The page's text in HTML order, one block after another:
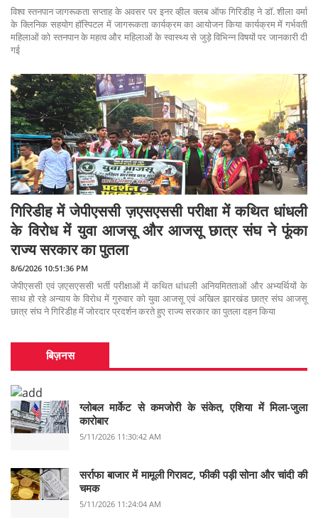
विश्व स्तनपान जागरूकता सप्ताह के अवसर पर इनर व्हील क्लब ऑफ गिरिडीह ने डॉ. शीला वर्मा
के क्लिनिक सहयोग हॉस्पिटल में जागरूकता कार्यक्रम का आयोजन किया कार्यक्रम में गर्भवती
महिलाओं को स्तनपान के महत्व और महिलाओं के स्वास्थ्य से जुड़े विभिन्न विषयों पर जानकारी दी
गई
गिरिडीह में जेपीएससी ज़एसएससी परीक्षा में कथित धांधली
के विरोध में युवा आजसू और आजसू छात्र संघ ने फूंका
राज्य सरकार का पुतला
8/6/2026 10:51:36 PM
जेपीएससी एवं ज़एसएससी भर्ती परीक्षाओं में कथित धांधली अनियमितताओं और अभ्यर्थियों के
साथ हो रहे अन्याय के विरोध में गुरुवार को युवा आजसू एवं अखिल झारखंड छात्र संघ आजसू
छात्र संघ ने गिरिडीह में जोरदार प्रदर्शन करते हुए राज्य सरकार का पुतला दहन किया
बिज़नस
ग्लोबल मार्केट से कमजोरी के संकेत, एशिया में मिला-जुला
कारोबार
5/11/2026 11:30:42 AM
सर्राफा बाजार में मामूली गिरावट, फीकी पड़ी सोना और चांदी की
चमक
5/11/2026 11:24:04 AM